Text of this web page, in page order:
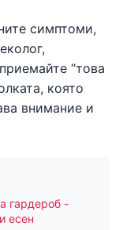
симптоми,
“това
която
внимание и
гардероб -
есен